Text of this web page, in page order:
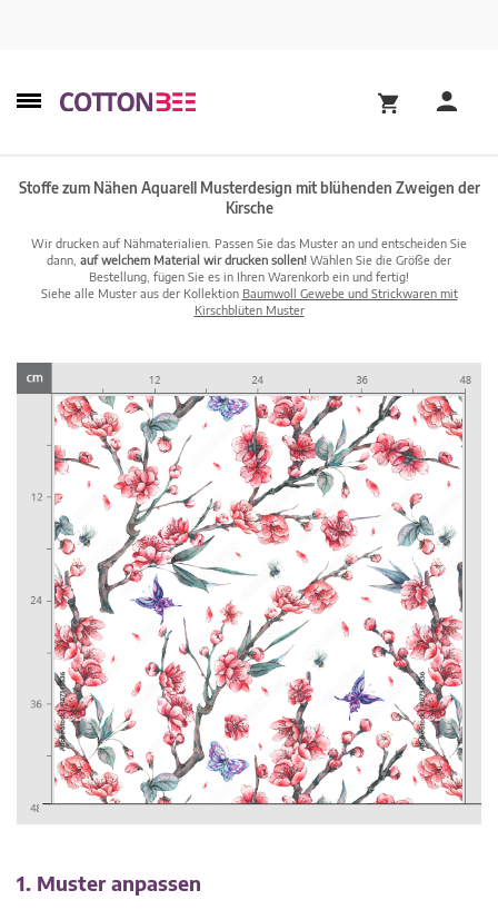
Stoffe zum Nähen Aquarell Musterdesign mit blühenden Zweigen der
Kirsche
Wir drucken auf Nähmaterialien. Passen Sie das Muster an und entscheiden Sie
dann, auf welchem Material wir drucken sollen! Wählen Sie die Größe der
Bestellung, fügen Sie es in Ihren Warenkorb ein und fertig!
Siehe alle Muster aus der Kollektion Baumwoll Gewebe und Strickwaren mit
Kirschblüten Muster
1. Muster anpassen